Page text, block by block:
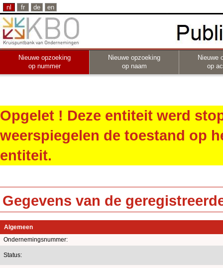
nl fr de en
Nieuwe opzoeking
op nummer
Nieuwe opzoeking
op naam
Nieuwe
op
Opgelet ! Deze entiteit werd
weerspiegelen de toestand op
entiteit.
Gegevens van de
Algemeen
Ondernemingsnummer:
Status: